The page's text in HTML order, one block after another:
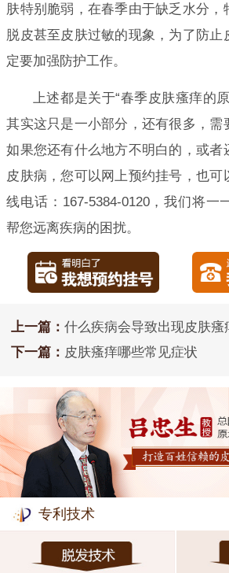
肤特别脆弱，在春季由于缺乏水分，
脱皮甚至皮肤过敏的现象，为了防止
定要加强防护工作。
上述都是关于“春季皮肤瘙痒的
其实这只是一小部分，还有很多，需
如果您还有什么地方不明白的，或者
皮肤病，您可以网上预约挂号，也可
线电话：167-5384-0120，我们将一
帮您远离疾病的困扰。
上一篇： 什么疾病会导致出现皮肤瘙
下一篇： 皮肤瘙痒哪些常见症状
专利技术